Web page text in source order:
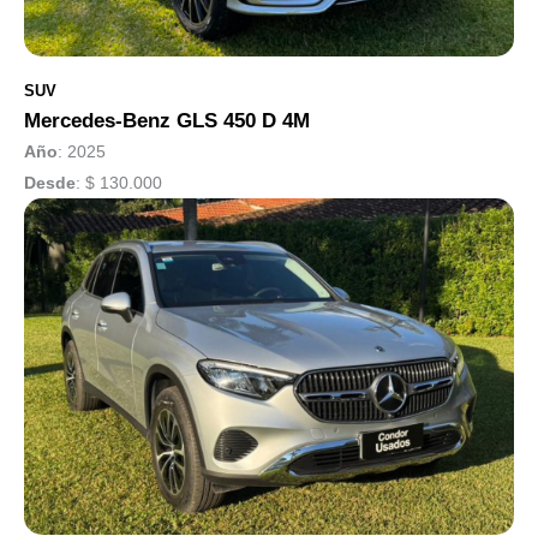
SUV
Mercedes-Benz GLS 450 D 4M
Año: 2025
Desde: $ 130.000